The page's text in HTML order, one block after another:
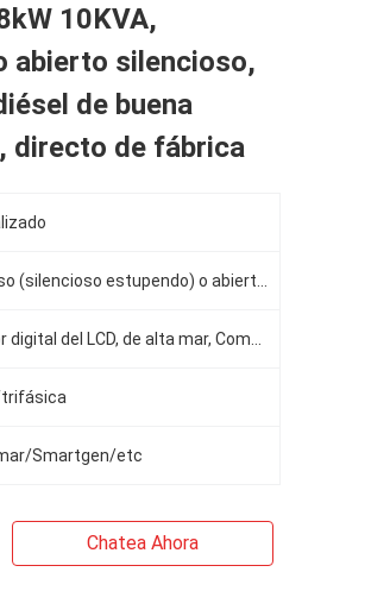
10KVA,
abierto silencioso,
de buena
directo de fábrica
trifásica
Smartgen/etc
Chatea Ahora